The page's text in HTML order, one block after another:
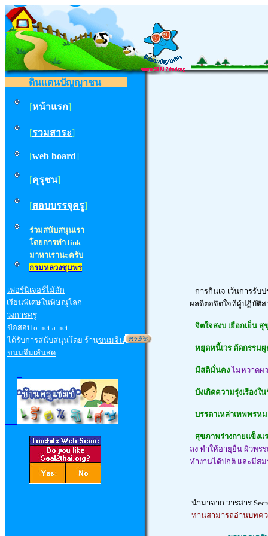
ดินแดนปัญญาชน
[หน้าแรก]
[รวมสาระ]
[web board]
[คุรุชน]
[สอบบรรจุครู]
ร่วมสนับสนุนเรา
โดยการทำ link
มาหาเรานะครับ
กรมหลวงชุมพร
เฟอร์นิเจอร์ไม้สัก
เรียนพิเศษในพิษณุโลก
วงการครู
ข้อสอบ o-net a-net
ได้รับการสนับสนุนโดย ร้านขนมจีน
ขนมจีนเส้นสด
การกินเจ เว้นการรั
ผลดีต่อจิตใจที่ผู้ปฏิบัติส
จิตใจสงบ เยือกเย็น
หยุดหนี้เวร ตัดกรรม
มีสติมั่นคงไม่หวาดผ
บังเกิดความรุ่งเรืองใ
บรรดาเหล่าเทพพรห
สุขภาพร่างกายแข็งแ
ลง ทำให้อายุยืน ผิวพร
ทำงานได้ปกติ และมีส
นำมาจาก วารสาร
ท่านสามารถอ่านบทค